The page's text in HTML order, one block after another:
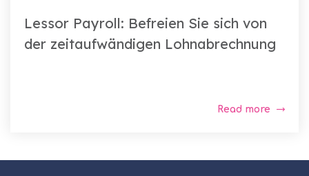
Lessor Payroll: Befreien Sie sich von
der zeitaufwändigen Lohnabrechnung
Read more